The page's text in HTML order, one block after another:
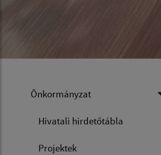
Önkormányzat
Hivatali hirdetőtábla
Projektek